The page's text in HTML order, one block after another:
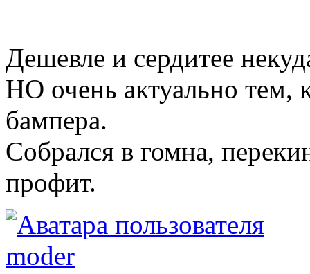
Дешевле и сердитее
НО очень актуально тем,
бампера.
Собрался в гомна,
профит.
moder